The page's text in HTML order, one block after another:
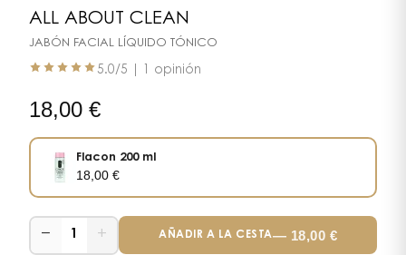
ALL ABOUT CLEAN
JABÓN FACIAL LÍQUIDO TÓNICO
5.0/5 | 1 opinión
18,00 €
Flacon 200 ml
18,00€
− 1 + AÑADIR A LA CESTA— 18,00 €